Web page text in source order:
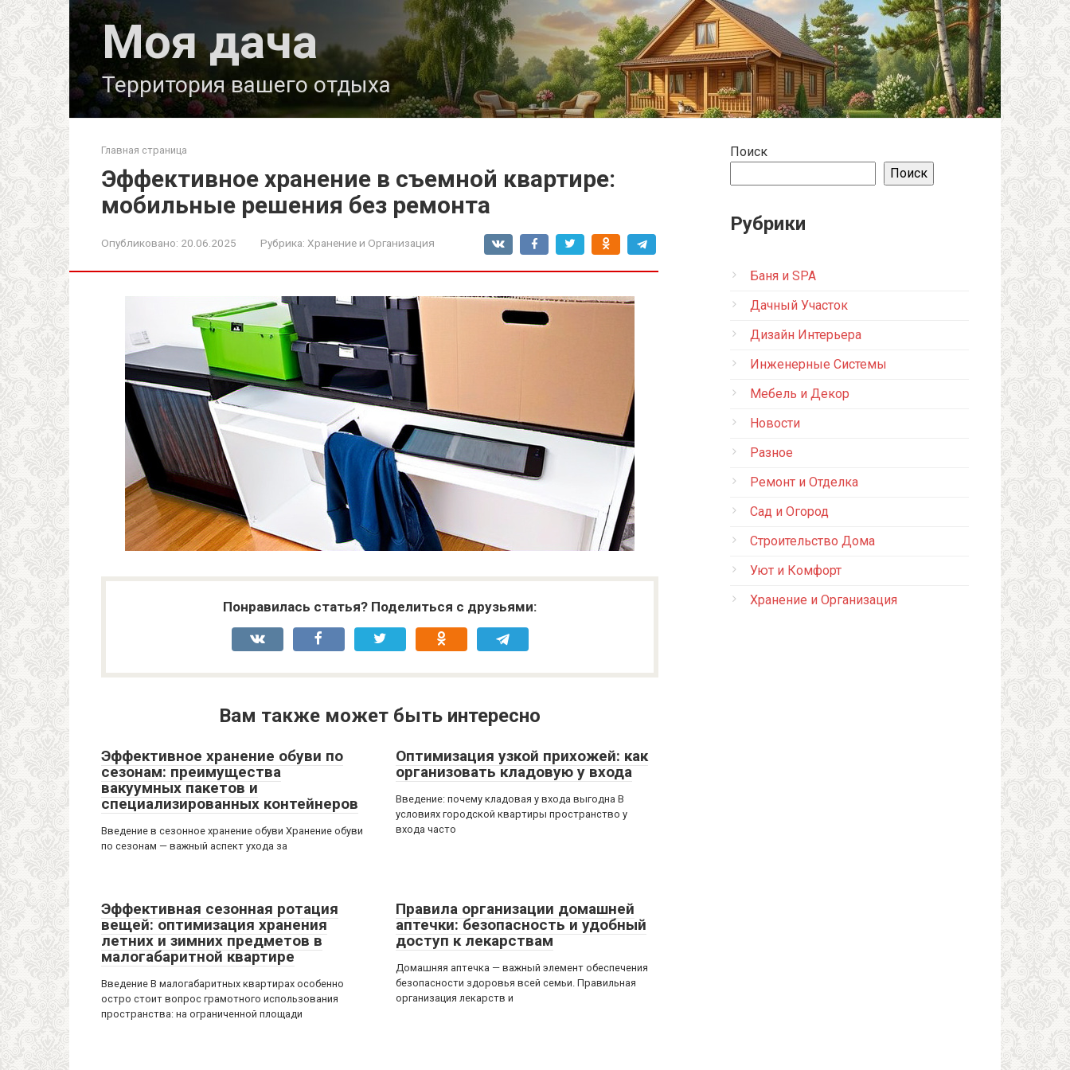
Моя дача
Территория вашего отдыха
Главная страница
Эффективное хранение в съемной квартире:
мобильные решения без ремонта
Опубликовано: 20.06.2025 Рубрика: Хранение и Организация
Понравилась статья? Поделиться с друзьями:
Вам также может быть интересно
Эффективное хранение обуви по
сезонам: преимущества
вакуумных пакетов и
специализированных контейнеров
Введение в сезонное хранение обуви Хранение обуви
по сезонам — важный аспект ухода за
Оптимизация узкой прихожей: как
организовать кладовую у входа
Введение: почему кладовая у входа выгодна В
условиях городской квартиры пространство у
входа часто
Эффективная сезонная ротация
вещей: оптимизация хранения
летних и зимних предметов в
малогабаритной квартире
Введение В малогабаритных квартирах особенно
остро стоит вопрос грамотного использования
пространства: на ограниченной площади
Правила организации домашней
аптечки: безопасность и удобный
доступ к лекарствам
Домашняя аптечка — важный элемент обеспечения
безопасности здоровья всей семьи. Правильная
организация лекарств и
Поиск
Поиск
Рубрики
Баня и SPA
Дачный Участок
Дизайн Интерьера
Инженерные Системы
Мебель и Декор
Новости
Разное
Ремонт и Отделка
Сад и Огород
Строительство Дома
Уют и Комфорт
Хранение и Организация